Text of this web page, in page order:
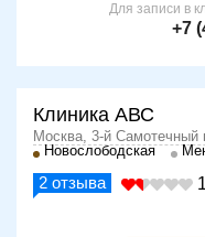
Для записи в
+7
Клиника АВС
Москва, 3-й Самотечный
Новослободская
2 отзыва